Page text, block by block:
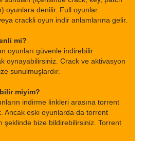
oyunlara denilir. Full oyunlar
crackli oyun indir anlamlarına gelir.
mi?
oyunları güvenle indirebilir
oynayabilirsiniz. Crack ve aktivasyon
sunulmuşlardır.
miyim?
indirme linkleri arasına torrent
Ancak eski oyunlarda da torrent
şeklinde bize bildirebilirsiniz. Torrent